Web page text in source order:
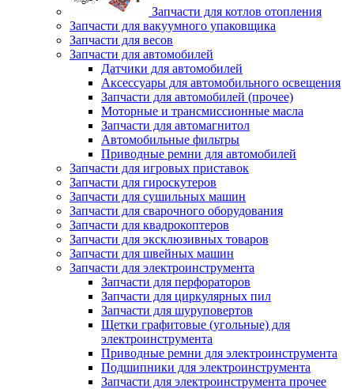
Запчасти для котлов отопления
Запчасти для вакуумного упаковщика
Запчасти для весов
Запчасти для автомобилей
Датчики для автомобилей
Аксессуары для автомобильного освещения
Запчасти для автомобилей (прочее)
Моторные и трансмиссионные масла
Запчасти для автомагнитол
Автомобильные фильтры
Приводные ремни для автомобилей
Запчасти для игровых приставок
Запчасти для гироскутеров
Запчасти для сушильных машин
Запчасти для сварочного оборудования
Запчасти для квадрокоптеров
Запчасти для эксклюзивных товаров
Запчасти для швейных машин
Запчасти для электроинструмента
Запчасти для перфораторов
Запчасти для циркулярных пил
Запчасти для шуруповертов
Щетки графитовые (угольные) для
электроинструмента
Приводные ремни для электроинструмента
Подшипники для электроинструмента
Запчасти для электроинструмента прочее